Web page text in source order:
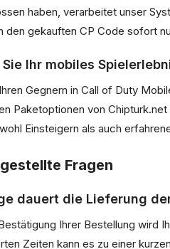
haben, verarbeitet unser
den gekauften CP Code sofort
Ihr mobiles
Gegnern in Call of Duty
Paketoptionen von
Einsteigern als auch
Fragen
dauert die Lieferung
Ihrer Bestellung wird
Zeiten kann es zu einer